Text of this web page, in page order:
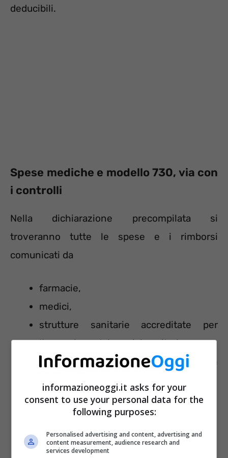
deducibili.
Spese mediche e modello 730, via con
i controlli
Nella dichiarazione precompilata si
troveranno tutte le spese e i rimborsi
comunicati da
farmacie,
medici,
strutture sanitarie accreditate per
l’erogazione dei servizi sanitari,
strutture sanitarie autorizzate e non
ottici,
psicologi,
parafarmacie,
infermieri,
informazioneoggi.it asks for your
consent to use your personal data for the
following purposes:
Personalised advertising and content, advertising and
content measurement, audience research and
services development